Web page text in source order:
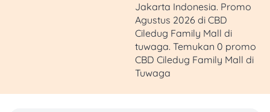
Jakarta Indonesia. Promo
Agustus 2026 di CBD
Ciledug Family Mall di
tuwaga. Temukan 0 promo
CBD Ciledug Family Mall di
Tuwaga